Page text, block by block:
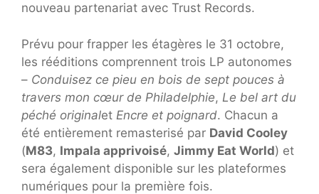
nouveau partenariat avec Trust Records.
Prévu pour frapper les étagères le 31 octobre,
les rééditions comprennent trois LP autonomes
– Conduisez ce pieu en bois de sept pouces à
travers mon cœur de Philadelphie, Le bel art du
péché originalet Encre et poignard. Chacun a
été entièrement remasterisé par David Cooley
(M83, Impala apprivoisé, Jimmy Eat World) et
sera également disponible sur les plateformes
numériques pour la première fois.